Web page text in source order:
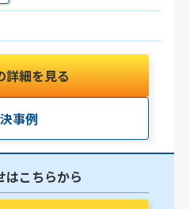
詳細を見る
事例
はこちらから